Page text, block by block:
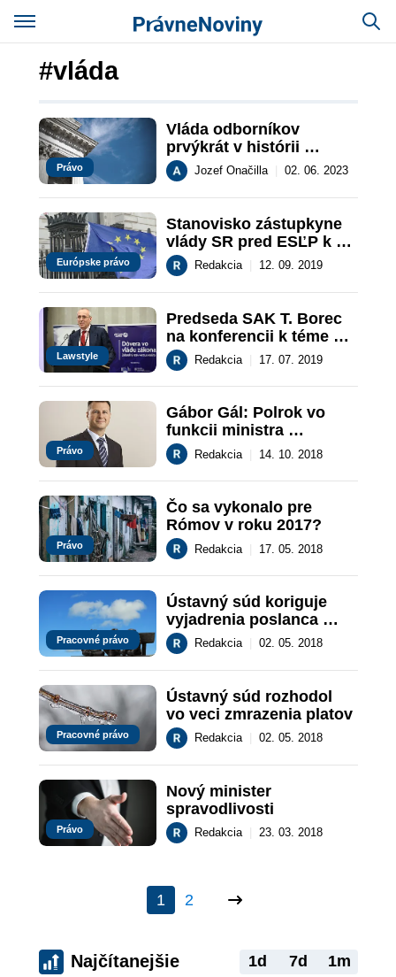
#vláda
Právo
Vláda odborníkov
prvýkrát v histórii
Slovenska
Jozef Onačilla 02. 06. 2023
Európske právo
​Stanovisko zástupkyne
vlády SR pred ESĽP k
rozsudku veľkej komory
ESĽP
Redakcia 12. 09. 2019
Lawstyle
Predseda SAK T. Borec
na konferencii k téme
Dôvera vo vládu zákona
Redakcia 17. 07. 2019
Právo
Gábor Gál: Polrok vo
funkcii ministra
spravodlivosti
Redakcia 14. 10. 2018
Právo
Čo sa vykonalo pre
Rómov v roku 2017?
Redakcia 17. 05. 2018
Pracovné právo
Ústavný súd koriguje
vyjadrenia poslanca
Kresáka v TASR
Redakcia 02. 05. 2018
Pracovné právo
Ústavný súd rozhodol
vo veci zmrazenia platov
Redakcia 02. 05. 2018
Právo
Nový minister
spravodlivosti
Redakcia 23. 03. 2018
1 2
Najčítanejšie 1d 7d 1m